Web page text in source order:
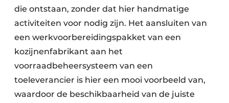
die ontstaan, zonder dat hier handmatige
activiteiten voor nodig zijn. Het aansluiten van
een werkvoorbereidingspakket van een
kozijnen­fabrikant aan het
voorraadbeheersysteem van een
toeleverancier is hier een mooi voorbeeld van,
waardoor de beschikbaarheid van de juiste